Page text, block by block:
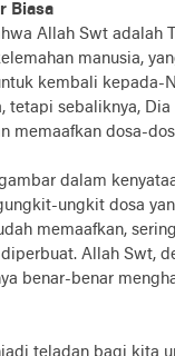
Biasa
Allah Swt adalah
manusia,
kembali
tetapi sebaliknya,
memaafkan dosa-
dalam
ungkit dosa
memaafkan,
Allah Swt,
benar-benar